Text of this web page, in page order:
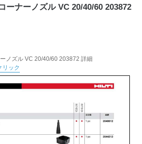
ーナーノズル VC 20/40/60 203872
ノズル VC 20/40/60 203872 詳細
リック